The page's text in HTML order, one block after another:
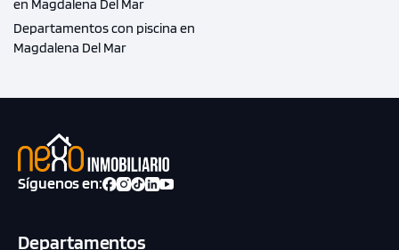
en Magdalena Del Mar
Departamentos con piscina en
Magdalena Del Mar
Síguenos en:
Departamentos